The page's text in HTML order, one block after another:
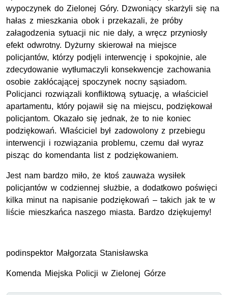
wypoczynek do Zielonej Góry. Dzwoniący skarżyli się na
hałas z mieszkania obok i przekazali, że próby
załagodzenia sytuacji nic nie dały, a wręcz przyniosły
efekt odwrotny. Dyżurny skierował na miejsce
policjantów, którzy podjęli interwencję i spokojnie, ale
zdecydowanie wytłumaczyli konsekwencje zachowania
osobie zakłócającej spoczynek nocny sąsiadom.
Policjanci rozwiązali konfliktową sytuację, a właściciel
apartamentu, który pojawił się na miejscu, podziękował
policjantom. Okazało się jednak, że to nie koniec
podziękowań. Właściciel był zadowolony z przebiegu
interwencji i rozwiązania problemu, czemu dał wyraz
pisząc do komendanta list z podziękowaniem.
Jest nam bardzo miło, że ktoś zauważa wysiłek
policjantów w codziennej służbie, a dodatkowo poświęci
kilka minut na napisanie podziękowań – takich jak te w
liście mieszkańca naszego miasta. Bardzo dziękujemy!
podinspektor Małgorzata Stanisławska
Komenda Miejska Policji w Zielonej Górze